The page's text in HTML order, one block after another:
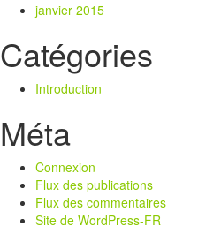
janvier 2015
Catégories
Introduction
Méta
Connexion
Flux des publications
Flux des commentaires
Site de WordPress-FR